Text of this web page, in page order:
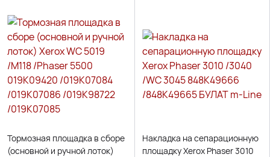
Тормозная площадка в сборе
(основной и ручной лоток)
Накладка на сепарационную
площадку Xerox Phaser 3010